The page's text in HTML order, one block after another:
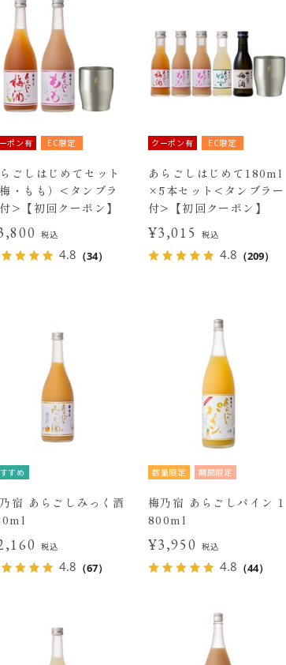
ポン有 EC限定
ごしはじめてセット
梅・もも）<タンブラ
>【初回クーポン】
税込
4.8 （34）
クーポン有 EC限定
あらごしはじめて180ml
×5本セット<タンブラー
付>【初回クーポン】
¥3,015 税込
4.8 （209）
すめ
宿 あらごしみっく酒
税込
4.8 （67）
数量限定 期間限定
梅乃宿 あらごしパイン 1
800ml
¥3,950 税込
4.8 （44）